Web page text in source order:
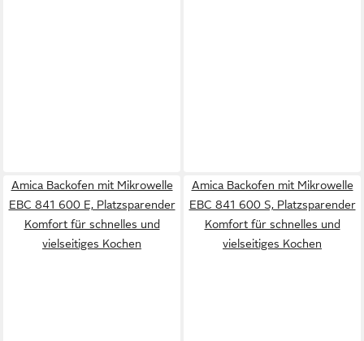
Amica Backofen mit Mikrowelle
EBC 841 600 E, Platzsparender
Komfort für schnelles und
vielseitiges Kochen
Amica Backofen mit Mikrowelle
EBC 841 600 S, Platzsparender
Komfort für schnelles und
vielseitiges Kochen